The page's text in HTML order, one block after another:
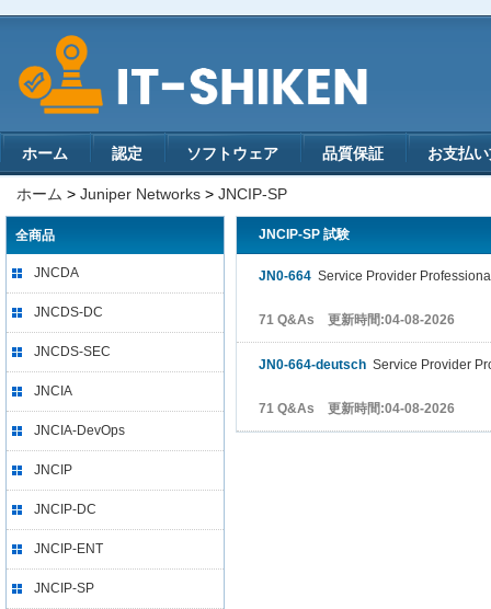
ホーム 認定 ソフトウェア 品質保証 お支払
ホーム > Juniper Networks > JNCIP-SP
全商品
JNCDA
JNCDS-DC
JNCDS-SEC
JNCIA
JNCIA-DevOps
JNCIP
JNCIP-DC
JNCIP-ENT
JNCIP-SP
JNCIP-SP 試験
JN0-664 Service Provider
71 Q&As 更新時間:04-08-2026
JN0-664-deutsch Service Provider
71 Q&As 更新時間:04-08-2026